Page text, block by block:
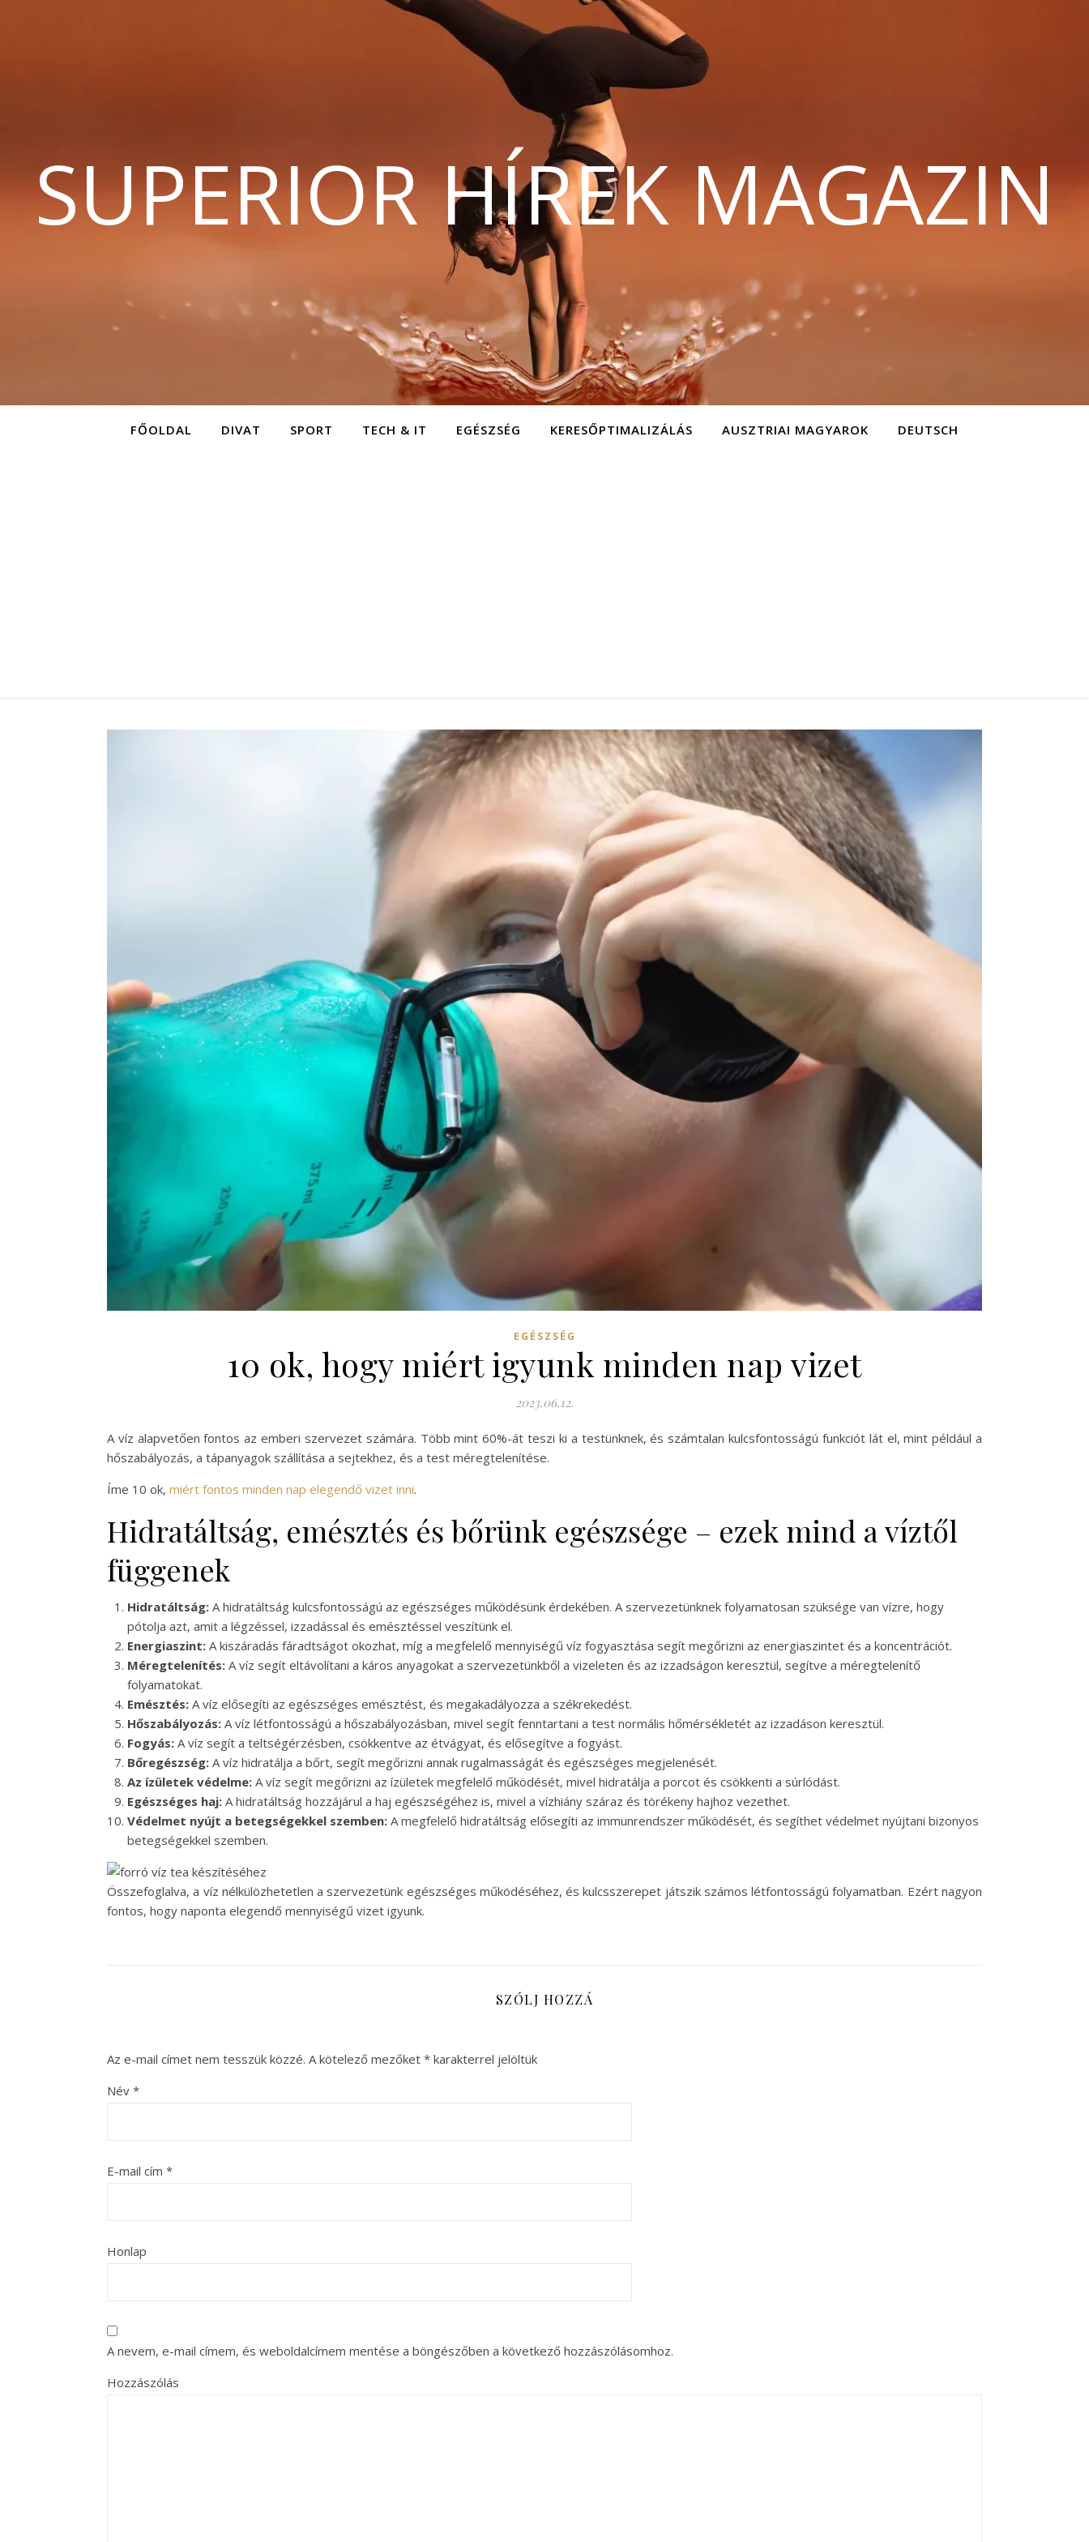
SUPERIOR HÍREK MAGAZIN
FŐOLDAL DIVAT SPORT TECH & IT EGÉSZSÉG KERESŐPTIMALIZÁLÁS AUSZTRIAI MAGYAROK DEUTSCH
EGÉSZSÉG
10 ok, hogy miért igyunk minden nap vizet
2023.06.12.
A víz alapvetően fontos az emberi szervezet számára. Több mint 60%-át teszi ki a testünknek, és számtalan kulcsfontosságú funkciót lát el, mint például a
hőszabályozás, a tápanyagok szállítása a sejtekhez, és a test méregtelenítése.
Íme 10 ok, miért fontos minden nap elegendő vizet inni.
Hidratáltság, emésztés és bőrünk egészsége – ezek mind a víztől
függenek
Hidratáltság: A hidratáltság kulcsfontosságú az egészséges működésünk érdekében. A szervezetünknek folyamatosan szüksége van vízre, hogy
pótolja azt, amit a légzéssel, izzadással és emésztéssel veszítünk el.
Energiaszint: A kiszáradás fáradtságot okozhat, míg a megfelelő mennyiségű víz fogyasztása segít megőrizni az energiaszintet és a koncentrációt.
Méregtelenítés: A víz segít eltávolítani a káros anyagokat a szervezetünkből a vizeleten és az izzadságon keresztül, segítve a méregtelenítő
folyamatokat.
Emésztés: A víz elősegíti az egészséges emésztést, és megakadályozza a székrekedést.
Hőszabályozás: A víz létfontosságú a hőszabályozásban, mivel segít fenntartani a test normális hőmérsékletét az izzadáson keresztül.
Fogyás: A víz segít a teltségérzésben, csökkentve az étvágyat, és elősegítve a fogyást.
Bőregészség: A víz hidratálja a bőrt, segít megőrizni annak rugalmasságát és egészséges megjelenését.
Az ízületek védelme: A víz segít megőrizni az ízületek megfelelő működését, mivel hidratálja a porcot és csökkenti a súrlódást.
Egészséges haj: A hidratáltság hozzájárul a haj egészségéhez is, mivel a vízhiány száraz és törékeny hajhoz vezethet.
Védelmet nyújt a betegségekkel szemben: A megfelelő hidratáltság elősegíti az immunrendszer működését, és segíthet védelmet nyújtani bizonyos
betegségekkel szemben.
Összefoglalva, a víz nélkülözhetetlen a szervezetünk egészséges működéséhez, és kulcsszerepet játszik számos létfontosságú folyamatban. Ezért nagyon
fontos, hogy naponta elegendő mennyiségű vizet igyunk.
SZÓLJ HOZZÁ
Az e-mail címet nem tesszük közzé. A kötelező mezőket * karakterrel jelöltük
Név *
E-mail cím *
Honlap
A nevem, e-mail címem, és weboldalcímem mentése a böngészőben a következő hozzászólásomhoz.
Hozzászólás